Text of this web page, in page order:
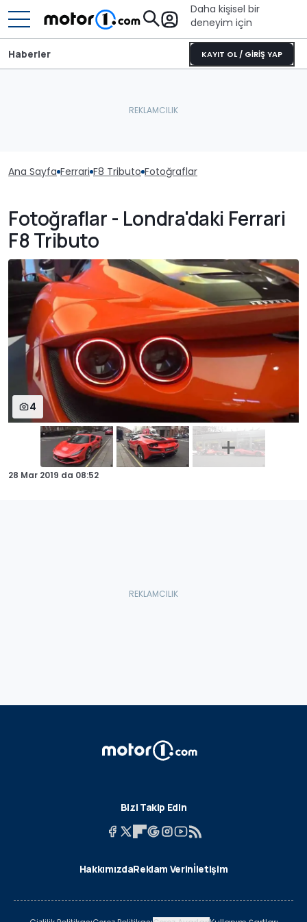
Daha kişisel bir
deneyim için
KAYIT OL / GİRİŞ YAP
Haberler
Ana Sayfa Ferrari F8 Tributo Fotoğraflar
Fotoğraflar - Londra'daki Ferrari
F8 Tributo
4
28 Mar 2019 da 08:52
Bizi Takip Edin
HakkımızdaReklam Verinİletişim